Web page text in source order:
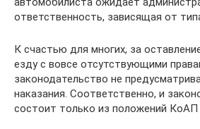
ответственность, зависящая от
К счастью для многих, за
езду с вовсе отсутствующими
законодательство не
наказания. Соответственно, и
состоит только из положений КоАП